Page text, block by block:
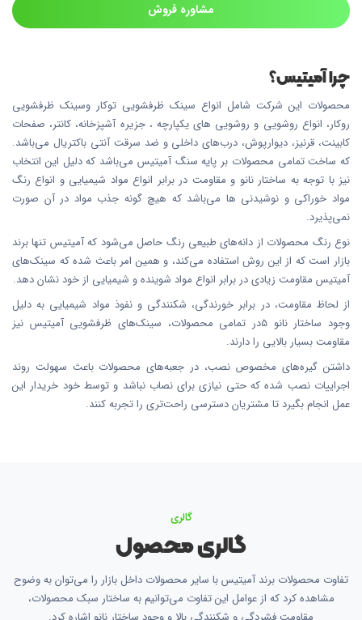
مشاوره فروش
چرا آمیتیس؟
محصولات این شرکت شامل انواع سینک ظرفشویی توکار وسینک ظرفشویی
روکار، انواع روشویی و روشویی های یکپارچه ، جزیره آشپزخانه، کانتر، صفحات
کابینت، قرنیز، دیوارپوش، درب‌های داخلی و ضد سرقت آنتی باکتریال می‌باشد.
که ساخت تمامی محصولات بر پایه سنگ آمیتیس می‌باشد که دلیل این انتخاب
نیز با توجه به ساختار نانو و مقاومت در برابر انواع مواد شیمیایی و انواع رنگ
مواد خوراکی و نوشیدنی ها می‌باشد که هیچ گونه جذب مواد در آن صورت
نمی‌پذیرد.
نوع رنگ محصولات از دانه‌های طبیعی رنگ حاصل می‌شود که آمیتیس تنها برند
بازار است که از این روش استفاده می‌کند، و همین امر باعث شده که سینک‌های
آمیتیس مقاومت زیادی در برابر انواع مواد شوینده و شیمیایی از خود نشان دهد.
از لحاظ مقاومت، در برابر خورندگی، شکنندگی و نفوذ مواد شیمیایی به دلیل
وجود ساختار نانو 5در تمامی محصولات، سینک‌های ظرفشویی آمیتیس نیز
مقاومت بسیار بالایی را دارند.
داشتن گیره‌های مخصوص نصب، در جعبه‌های محصولات باعث سهولت روند
اجراییات نصب شده که حتی نیازی برای نصاب نباشد و توسط خود خریدار این
عمل انجام بگیرد تا مشتریان دسترسی راحت‌تری را تجربه کنند.
گالری
گالری محصول
تفاوت محصولات برند آمیتیس با سایر محصولات داخل بازار را می‌توان به وضوح
مشاهده کرد که از عوامل این تفاوت می‌توانیم به ساختار سبک محصولات،